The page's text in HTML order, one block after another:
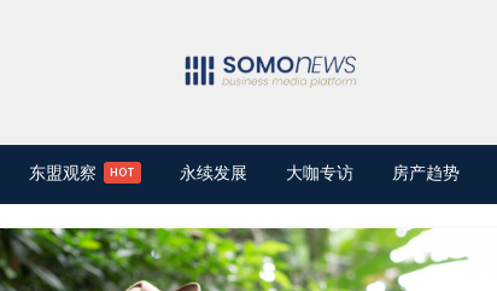
东盟观察 永续发展 大咖专访 房产趋势